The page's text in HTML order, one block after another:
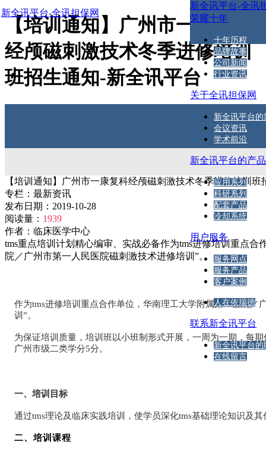
【培训通知】广州市一康复科
经颅磁刺激技术冬季进修培训
班招生通知-新全讯平台
新全讯平台-全讯担保网
新全讯平台-全讯
荣耀十年
十年历程
品牌故事
公司新闻
行业资讯
关于全讯担保网
新全讯平台的
会议资讯
学术前沿
新全讯平台的产
应用系列
科研系列
配套产品
冷却系统
用户服务
服务网点
服务产品
客户案例
人在依瑞德
联系新全讯平台
新全讯平台的
在线留言
【培训通知】广州市一康复科经颅磁刺激技术冬季进修培训班
专栏： 最新资讯
发布日期： 2019-10-28
阅读量： 1939
作者： 临床医学中心
tms重点培训计划精心编审、实战必备作为tms进修培训重点
院／广州市第一人民医院磁刺激技术进修培训”。
作为tms进修培训重点合作单位，华南理工大学附属第二医院
训”。
为保证培训质量，培训班以小班制形式开展，一周为一期，每
广州市级二类学分5分。
一、培训目标
通过tms理论及临床实践培训，使学员深化tms基础理论知识及
二、培训课程